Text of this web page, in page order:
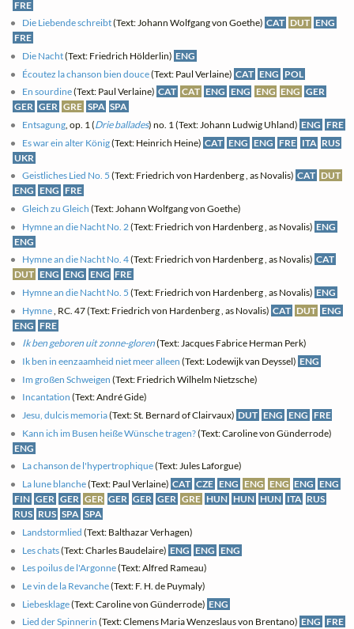
FRE
Die Liebende schreibt(Text: Johann Wolfgang von Goethe) CAT DUT ENG
FRE
Die Nacht(Text: Friedrich Hölderlin) ENG
Écoutez la chanson bien douce(Text: Paul Verlaine) CAT ENG POL
En sourdine(Text: Paul Verlaine) CAT CAT ENG ENG ENG ENG GER
GER GER GRE SPA SPA
Entsagung, op. 1 (Drie ballades) no. 1 (Text: Johann Ludwig Uhland) ENG FRE
Es war ein alter König(Text: Heinrich Heine) CAT ENG ENG FRE ITA RUS
UKR
Geistliches Lied No. 5 (Text: Friedrich von Hardenberg , as Novalis) CAT DUT
ENG ENG FRE
Gleich zu Gleich (Text: Johann Wolfgang von Goethe)
Hymne an die Nacht No. 2(Text: Friedrich von Hardenberg , as Novalis) ENG
ENG
Hymne an die Nacht No. 4(Text: Friedrich von Hardenberg , as Novalis) CAT
DUT ENG ENG ENG FRE
Hymne an die Nacht No. 5 (Text: Friedrich von Hardenberg , as Novalis) ENG
Hymne , RC. 47 (Text: Friedrich von Hardenberg , as Novalis) CAT DUT ENG
ENG FRE
Ik ben geboren uit zonne-gloren(Text: Jacques Fabrice Herman Perk)
Ik ben in eenzaamheid niet meer alleen (Text: Lodewijk van Deyssel) ENG
Im großen Schweigen (Text: Friedrich Wilhelm Nietzsche)
Incantation (Text: André Gide)
Jesu, dulcis memoria(Text: St. Bernard of Clairvaux) DUT ENG ENG FRE
Kann ich im Busen heiße Wünsche tragen?(Text: Caroline von Günderrode)
ENG
La chanson de l'hypertrophique(Text: Jules Laforgue)
La lune blanche(Text: Paul Verlaine) CAT CZE ENG ENG ENG ENG ENG
FIN GER GER GER GER GER GER GRE HUN HUN HUN ITA RUS
RUS RUS SPA SPA
Landstormlied (Text: Balthazar Verhagen)
Les chats(Text: Charles Baudelaire) ENG ENG ENG
Les poilus de l'Argonne(Text: Alfred Rameau)
Le vin de la Revanche(Text: F. H. de Puymaly)
Liebesklage(Text: Caroline von Günderrode) ENG
Lied der Spinnerin (Text: Clemens Maria Wenzeslaus von Brentano) ENG FRE